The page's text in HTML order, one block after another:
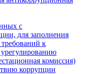
с
для заполнения
к
комиссия)
коррупции